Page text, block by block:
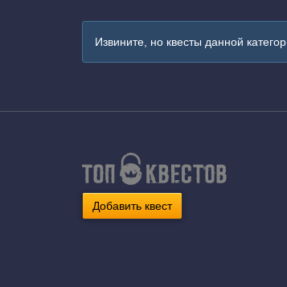
Извините, но квесты данной
Добавить квест